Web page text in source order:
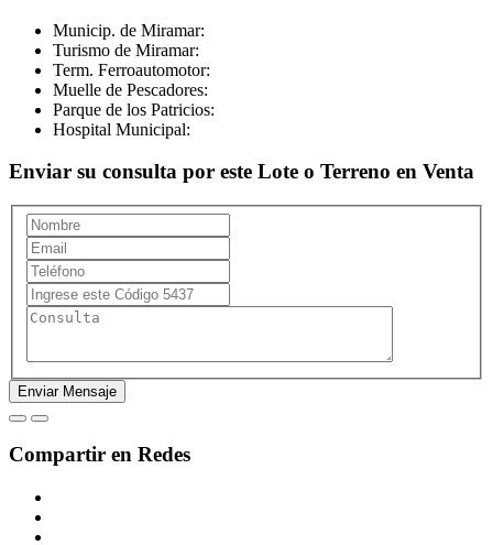
Municip. de Miramar:
Turismo de Miramar:
Term. Ferroautomotor:
Muelle de Pescadores:
Parque de los Patricios:
Hospital Municipal:
Enviar su consulta por este Lote o Terreno en Venta
Compartir en Redes